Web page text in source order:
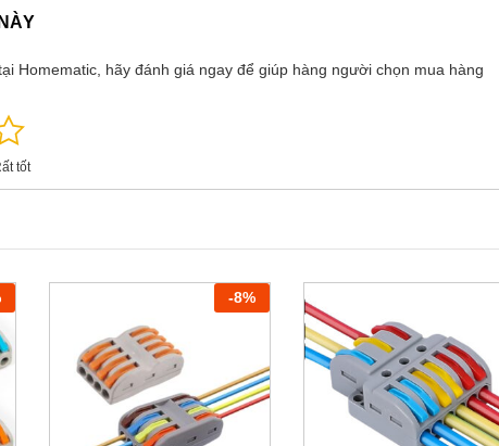
Homematic, hãy đánh giá ngay để giúp hàng người chọn mua hàng
tốt
-8%